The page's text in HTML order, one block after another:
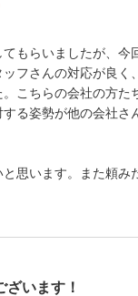
もらいましたが、今
フさんの対応が良く
こちらの会社の方た
る姿勢が他の会社さ
思います。また頼み
ざいます！